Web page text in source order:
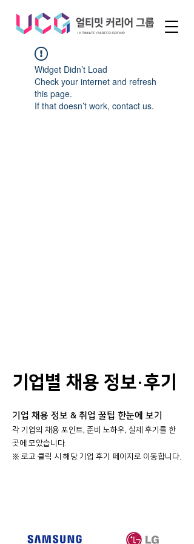
Widget Didn’t Load
Check your internet and refresh
this page.
If that doesn’t work, contact us.
기업별 채용 정보·후기
기업 채용 정보 & 취업 꿀팁 한눈에 보기
각 기업의 채용 포인트, 준비 노하우, 실제 후기를 한
곳에 모았습니다.
​※ 로고 클릭 시 해당 기업 후기 페이지로 이동합니다.